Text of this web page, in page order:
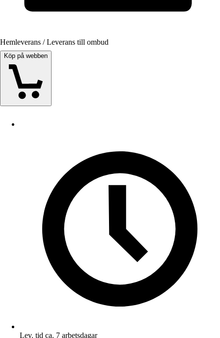
Hemleverans / Leverans till ombud
Köp på webben
Lev. tid ca. 7 arbetsdagar